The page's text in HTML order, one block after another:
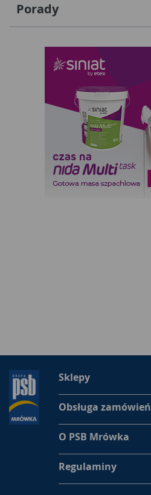
Porady
Sklepy
Obsługa zamówień
O PSB Mrówka
Regulaminy